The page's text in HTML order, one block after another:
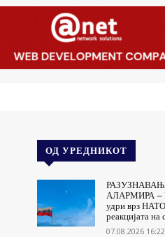
ОД УРЕДНИКОТ
АЛАРМИРА –
удри врз НАТО
реакцијата на
07.08.2026 16:22